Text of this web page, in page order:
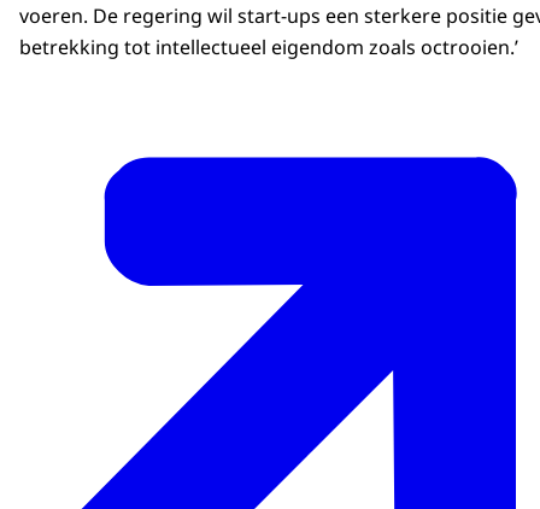
voeren. De regering wil start-ups een sterkere positie
betrekking tot intellectueel eigendom zoals octrooien.’